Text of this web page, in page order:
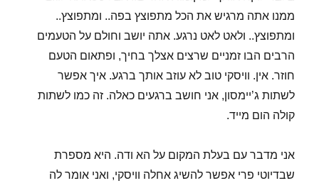
ממנו אתה מרגיש את הכל מתפוצץ בפה.. ומתפוצץ..
ומתפוצץ.. ולאט לאט נרגע. אתה יושב וחולם על הטעמים
הרבים הבו זמניים שרצים אצלך בחיך, ופתאום הטעם
חוזר. אין. וויסקי טוב לא עוזב אותך ברגע. איך אפשר
לשתות ג’יימסון, אני חושב ברגעים כאלה. זה כמו לשתות
קולה הום מייד.
אני מדבר עם בעלת המקום על הא ודה. היא מספרת
שבדיוטי פרי אפשר להשיג אחלה וויסקי, ואני אומר לה